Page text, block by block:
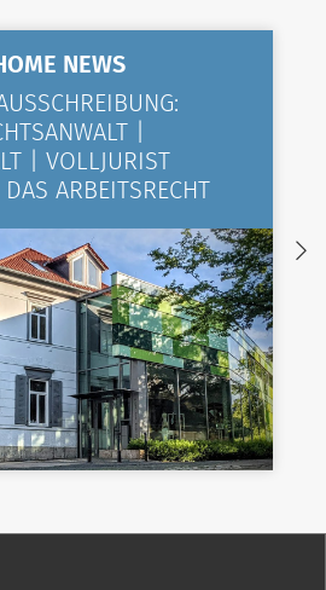
NEWS
|
| VOLLJURIST
ARBEITSRECHT